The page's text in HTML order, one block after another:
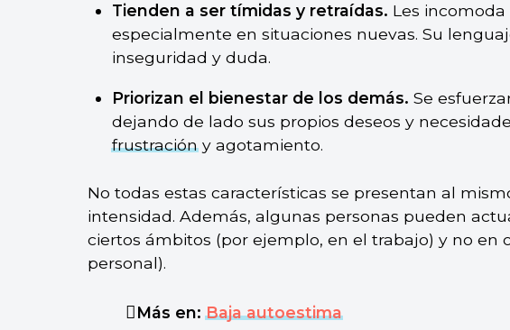
Tienden a ser tímidas y retraídas. Les
especialmente en situaciones nuevas. Su
inseguridad y duda.
Priorizan el bienestar de los demás. Se
dejando de lado sus propios deseos y
frustracióny agotamiento.
No todas estas características se presentan al
intensidad. Además, algunas personas pueden
ciertos ámbitos (por ejemplo, en el trabajo) y no en
personal).
Más en:Baja autoestima